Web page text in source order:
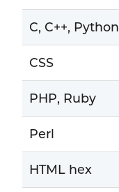
C, C++, Python
CSS
PHP, Ruby
Perl
HTML hex